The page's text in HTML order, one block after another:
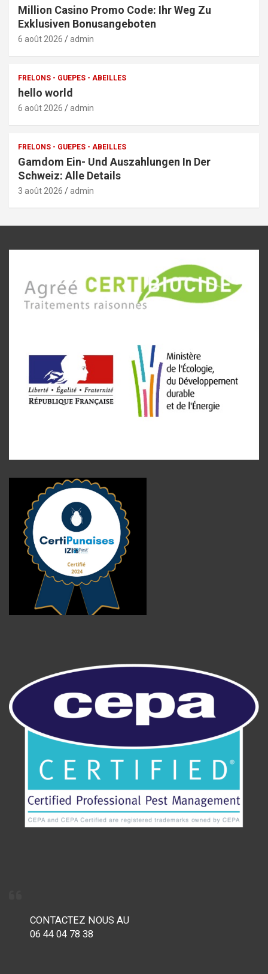
Million Casino Promo Code: Ihr Weg Zu
Exklusiven Bonusangeboten
6 août 2026 admin
FRELONS - GUEPES - ABEILLES
hello world
6 août 2026 admin
FRELONS - GUEPES - ABEILLES
Gamdom Ein- Und Auszahlungen In Der
Schweiz: Alle Details
3 août 2026 admin
CONTACTEZ NOUS AU
06 44 04 78 38